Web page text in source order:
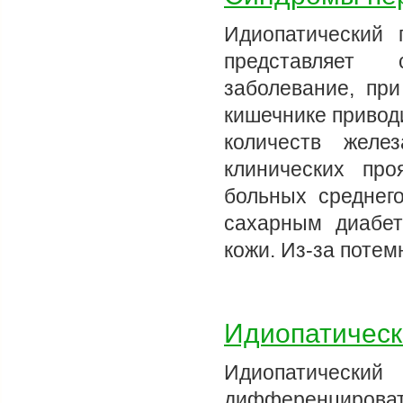
Идиопатический
представляет
заболевание,
кишечнике
количеств
клинических
больных
сахарным
кожи. Из-за